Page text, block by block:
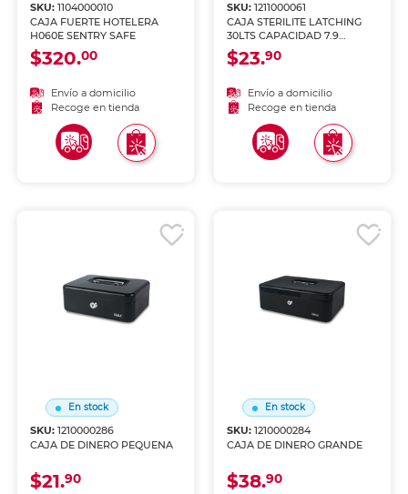
SKU:1104000010
CAJA FUERTE HOTELERA
H060E SENTRY SAFE
$320.00
Envío a domicilio
Recoge en tienda
SKU: 1211000061
CAJA STERILITE LATCHING
30LTS CAPACIDAD 7.9
GALONES
$23.90
Envío a domicilio
Recoge en tienda
En stock
SKU:1210000286
CAJA DE DINERO PEQUENA
$21.90
En stock
SKU: 1210000284
CAJA DE DINERO GRANDE
$38.90